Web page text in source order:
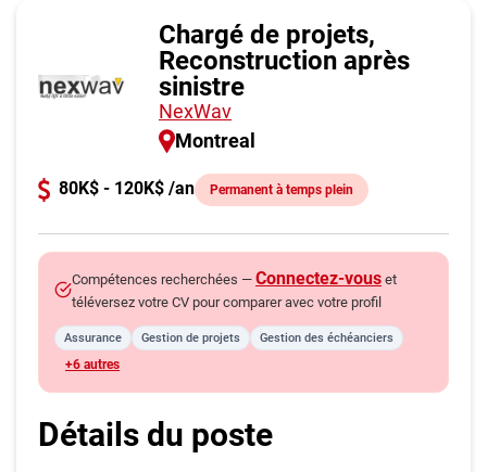
Chargé de projets,
Reconstruction après
sinistre
NexWav
Montreal
80K$ - 120K$ /an Permanent à temps plein
Compétences recherchées — Connectez-vous et
téléversez votre CV pour comparer avec votre profil
Assurance Gestion de projets Gestion des échéanciers
+6 autres
Détails du poste